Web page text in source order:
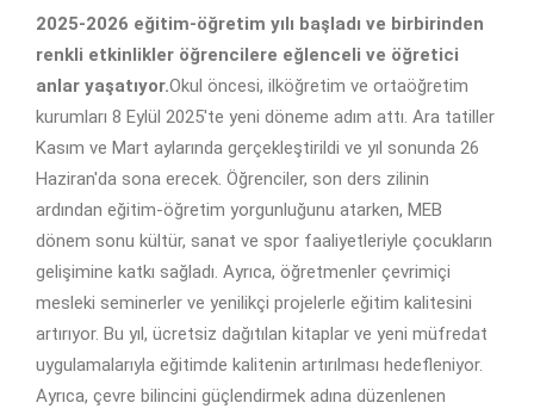
2025-2026 eğitim-öğretim yılı başladı ve birbirinden
renkli etkinlikler öğrencilere eğlenceli ve öğretici
anlar yaşatıyor.Okul öncesi, ilköğretim ve ortaöğretim
kurumları 8 Eylül 2025'te yeni döneme adım attı. Ara tatiller
Kasım ve Mart aylarında gerçekleştirildi ve yıl sonunda 26
Haziran'da sona erecek. Öğrenciler, son ders zilinin
ardından eğitim-öğretim yorgunluğunu atarken, MEB
dönem sonu kültür, sanat ve spor faaliyetleriyle çocukların
gelişimine katkı sağladı. Ayrıca, öğretmenler çevrimiçi
mesleki seminerler ve yenilikçi projelerle eğitim kalitesini
artırıyor. Bu yıl, ücretsiz dağıtılan kitaplar ve yeni müfredat
uygulamalarıyla eğitimde kalitenin artırılması hedefleniyor.
Ayrıca, çevre bilincini güçlendirmek adına düzenlenen